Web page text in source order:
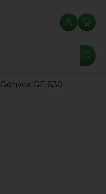
Genvex GE 630